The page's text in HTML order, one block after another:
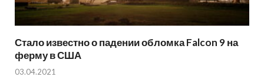
Стало известно о падении обломка Falcon 9 на
ферму в США
03.04.2021